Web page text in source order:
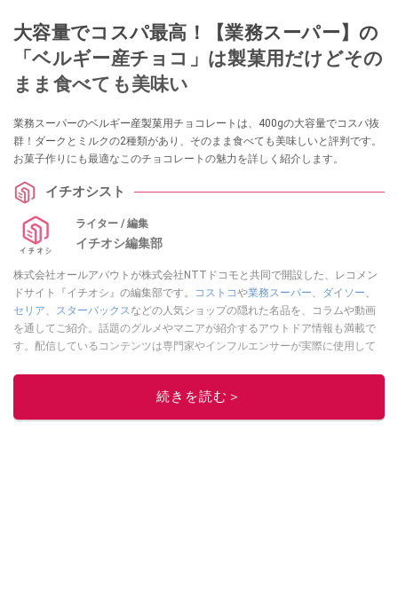
大容量でコスパ最高！【業務スーパー】の
「ベルギー産チョコ」は製菓用だけどその
まま食べても美味い
業務スーパーのベルギー産製菓用チョコレートは、400gの大容量でコスパ抜
群！ダークとミルクの2種類があり、そのまま食べても美味しいと評判です。
お菓子作りにも最適なこのチョコレートの魅力を詳しく紹介します。
イチオシスト
ライター / 編集
イチオシ編集部
株式会社オールアバウトが株式会社NTTドコモと共同で開設した、レコメン
ドサイト『イチオシ』の編集部です。
コストコや業務スーパー ダイソー
セリア
スターバックス などの人気ショップの隠れた名品を、コラムや動画
を通してご紹介。話題のグルメやマニアが紹介するアウトドア情報も満載で
す。配信しているコンテンツは専門家やインフルエンサーが実際に使用して
ニュースでフォロー
続きを読む＞